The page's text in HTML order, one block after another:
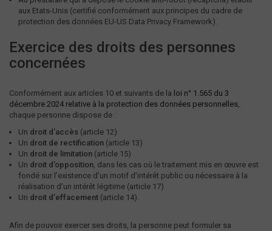
aux Etats-Unis (certifié conformément aux principes du cadre de
protection des données EU-US Data Privacy Framework).
Exercice des droits des personnes
concernées
Conformément aux articles 10 et suivants de la loi n° 1.565 du 3
décembre 2024 relative à la protection des données personnelles,
chaque personne dispose de :
Un droit d’accès (article 12)
Un droit de rectification (article 13)
Un droit de limitation (article 15)
Un droit d’opposition, dans les cas où le traitement mis en œuvre est
fondé sur l’existence d’un motif d’intérêt public ou nécessaire à la
réalisation d’un intérêt légitime (article 17)
Un droit d’effacement (article 14).
Afin de pouvoir exercer ses droits, la personne peut formuler sa